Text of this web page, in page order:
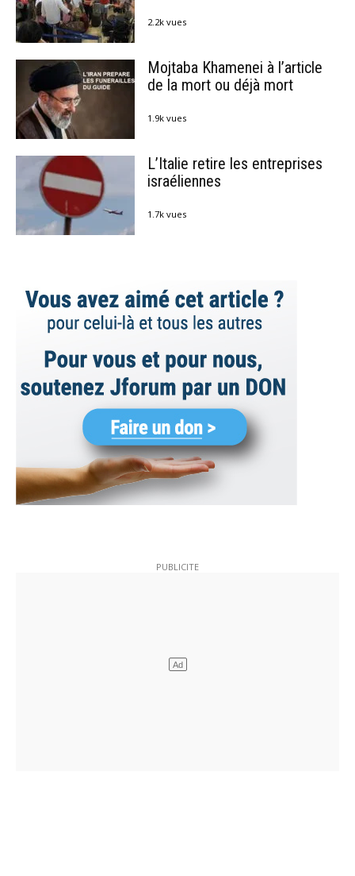
2.2k vues
Mojtaba Khamenei à l’article
de la mort ou déjà mort
1.9k vues
L’Italie retire les entreprises
israéliennes
1.7k vues